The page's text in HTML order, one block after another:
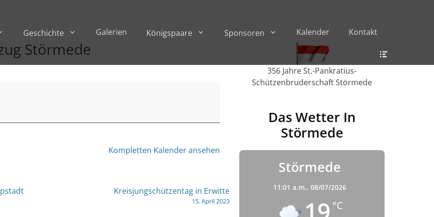
Geschichte Galerien Königspaare Sponsoren Kalender Kontakt
Störmede
Kompletten Kalender ansehen
Kreisjungschützentag in Erwitte
15. April 2023
356 Jahre St.-Pankratius-
Schützenbruderschaft Störmede
Das Wetter In
Störmede
Störmede
11:01 a.m., 08/07/2026
°C